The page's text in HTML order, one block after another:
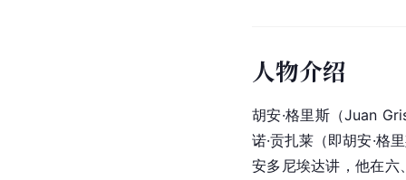
人物介绍
胡安·格里斯（Juan
诺·贡扎莱（即胡安·格
安多尼埃达讲，他在六